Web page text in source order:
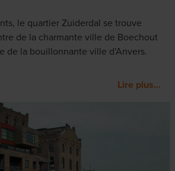
le quartier Zuiderdal se trouve
de la charmante ville de Boechout
de la bouillonnante ville d’Anvers.
Lire plus...